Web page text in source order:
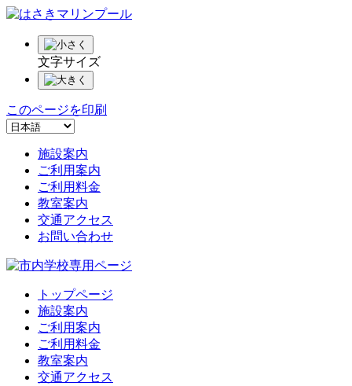
文字サイズ
このページを印刷
施設案内
ご利用案内
ご利用料金
教室案内
交通アクセス
お問い合わせ
トップページ
施設案内
ご利用案内
ご利用料金
教室案内
交通アクセス